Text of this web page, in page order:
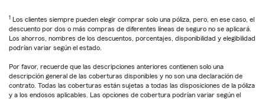
1 Los clientes siempre pueden elegir comprar solo una póliza, pero, en ese caso, el
descuento por dos o más compras de diferentes líneas de seguro no se aplicará.
Los ahorros, nombres de los descuentos, porcentajes, disponibilidad y elegibilidad
podrían variar según el estado.
Por favor, recuerde que las descripciones anteriores contienen solo una
descripción general de las coberturas disponibles y no son una declaración de
contrato. Todas las coberturas están sujetas a todas las disposiciones de la póliza
y a los endosos aplicables. Las opciones de cobertura podrían variar según el